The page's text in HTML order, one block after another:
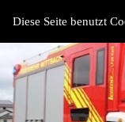
Diese Seite benutzt